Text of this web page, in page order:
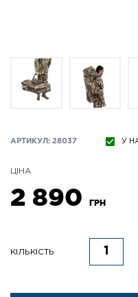
АРТИКУЛ: 28037 У
ЦІНА
2 890 ГРН
КІЛЬКІСТЬ